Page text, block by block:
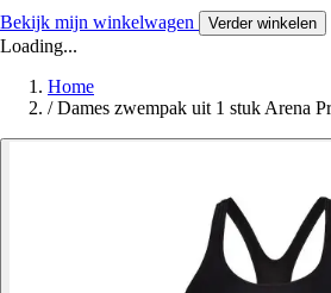
Bekijk mijn winkelwagen Verder winkelen
Loading...
Home
/ Dames zwempak uit 1 stuk Arena